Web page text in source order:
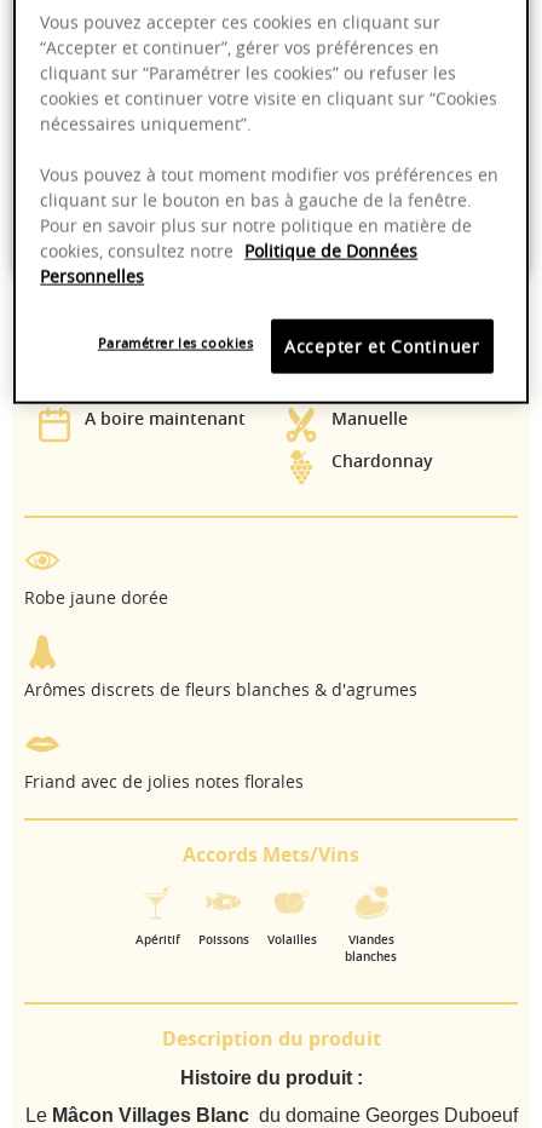
Ajouter au panier
Emballage anti-casse
Paiement sécurisé
13,00% 8-10°C
A boire maintenant
Manuelle
Chardonnay
Robe jaune dorée
Arômes discrets de fleurs blanches & d'agrumes
Friand avec de jolies notes florales
Accords Mets/Vins
Apéritif Poissons Volailles
Viandes
blanches
Description du produit
Histoire du produit :
Le Mâcon Villages Blancdu domaine Georges Duboeuf
Vous pouvez accepter ces cookies en cliquant sur
“Accepter et continuer”, gérer vos préférences en
cliquant sur “Paramétrer les cookies” ou refuser les
cookies et continuer votre visite en cliquant sur “Cookies
nécessaires uniquement”.
Vous pouvez à tout moment modifier vos préférences en
cliquant sur le bouton en bas à gauche de la fenêtre.
Pour en savoir plus sur notre politique en matière de
cookies, consultez notre Politique de Données
Personnelles
Accepter et Continuer
Paramétrer les cookies